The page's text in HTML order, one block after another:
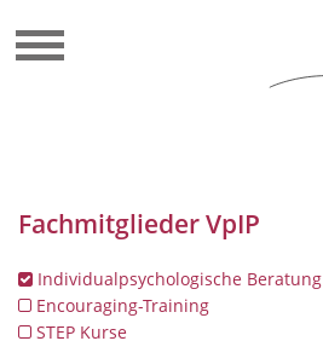
Fachmitglieder VpIP
Individualpsychologische Beratung
Encouraging-Training
STEP Kurse